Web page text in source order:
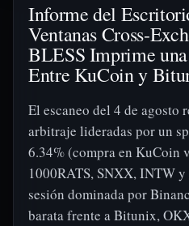
Informe del
Ventanas Cross-
BLESS Imprime
Entre KuCoin y
El escaneo del 4 de agosto
arbitraje lideradas por un
6.34% (compra en KuCoin
1000RATS, SNXX, INTW
sesión dominada por
barata frente a Bitunix,